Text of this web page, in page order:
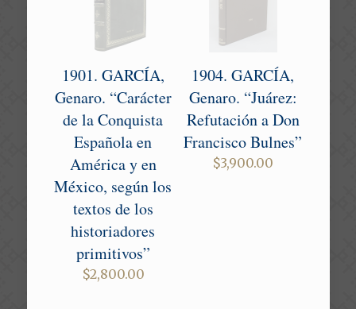
1901. GARCÍA,
Genaro. “Carácter
de la Conquista
Española en
América y en
México, según los
textos de los
historiadores
primitivos”
$2,800.00
1904. GARCÍA,
Genaro. “Juárez:
Refutación a Don
Francisco Bulnes”
$3,900.00